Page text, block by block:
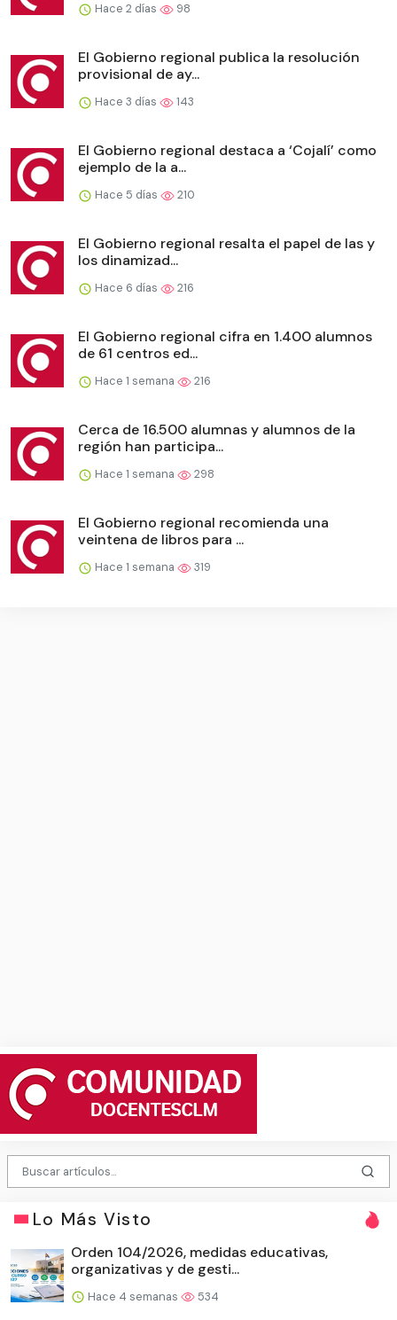
Hace 2 días 98
El Gobierno regional publica la resolución
provisional de ay...
Hace 3 días 143
El Gobierno regional destaca a ‘Cojalí’ como
ejemplo de la a...
Hace 5 días 210
El Gobierno regional resalta el papel de las y
los dinamizad...
Hace 6 días 216
El Gobierno regional cifra en 1.400 alumnos
de 61 centros ed...
Hace 1 semana 216
Cerca de 16.500 alumnas y alumnos de la
región han participa...
Hace 1 semana 298
El Gobierno regional recomienda una
veintena de libros para ...
Hace 1 semana 319
Lo Más Visto
Orden 104/2026, medidas educativas,
organizativas y de gesti...
Hace 4 semanas 534